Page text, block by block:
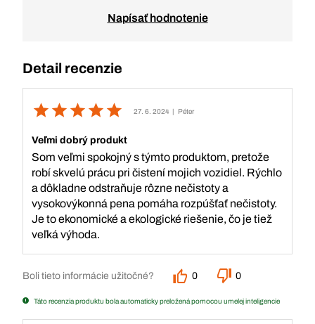
Napísať hodnotenie
Detail recenzie
27. 6. 2024 | Péter
Veľmi dobrý produkt
Som veľmi spokojný s týmto produktom, pretože
robí skvelú prácu pri čistení mojich vozidiel. Rýchlo
a dôkladne odstraňuje rôzne nečistoty a
vysokovýkonná pena pomáha rozpúšťať nečistoty.
Je to ekonomické a ekologické riešenie, čo je tiež
veľká výhoda.
Boli tieto informácie užitočné? 0 0
Táto recenzia produktu bola automaticky preložená pomocou umelej inteligencie